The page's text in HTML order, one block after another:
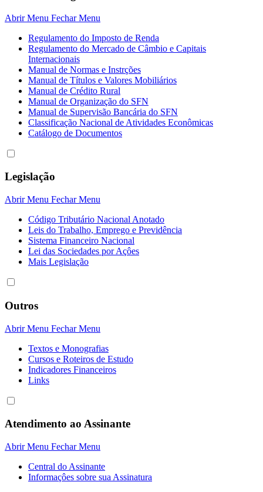
Abrir Menu Fechar Menu
Regulamento do Imposto de Renda
Regulamento do Mercado de Câmbio e Capitais
Internacionais
Manual de Normas e Instrções
Manual de Títulos e Valores Mobiliários
Manual de Crédito Rural
Manual de Organização do SFN
Manual de Supervisão Bancária do SFN
Classificação Nacional de Atividades Econômicas
Catálogo de Documentos
Legislação
Abrir Menu Fechar Menu
Código Tributário Nacional Anotado
Leis do Trabalho, Emprego e Previdência
Sistema Financeiro Nacional
Lei das Sociedades por Açôes
Mais Legislação
Outros
Abrir Menu Fechar Menu
Textos e Monografias
Cursos e Roteiros de Estudo
Indicadores Financeiros
Links
Atendimento ao Assinante
Abrir Menu Fechar Menu
Central do Assinante
Informaçôes sobre sua Assinatura